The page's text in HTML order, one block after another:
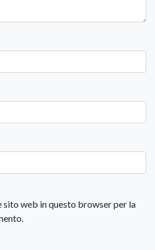
sito web in questo browser per la